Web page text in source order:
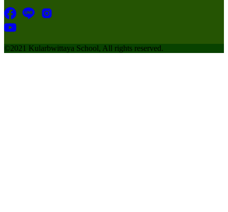
©2021 Kularbwittaya School, All rights reserved.